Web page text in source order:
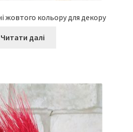
жовтого кольору для декору
Читати далі